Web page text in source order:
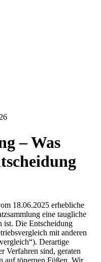
– Was
18.06.2025 erhebliche
eine taugliche
ist. Die Entscheidung
mit anderen
Derartige
Verfahren sind, geraten
auf tönernen Füßen. Wir